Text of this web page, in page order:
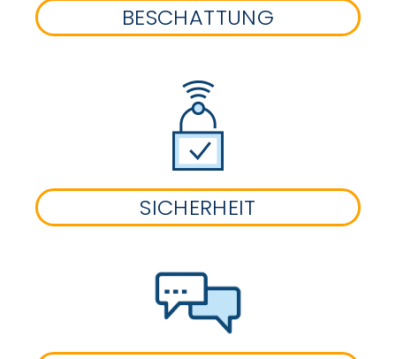
BESCHATTUNG
SICHERHEIT